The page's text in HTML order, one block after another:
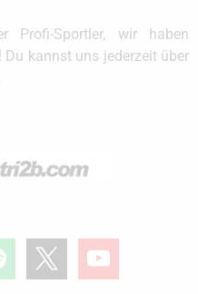
Profi-Sportler, wir haben
kannst uns jederzeit über
youtube